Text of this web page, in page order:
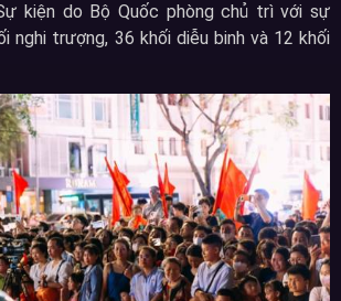
kiện do Bộ Quốc phòng chủ trì với sự
nghi trượng, 36 khối diễu binh và 12 khối